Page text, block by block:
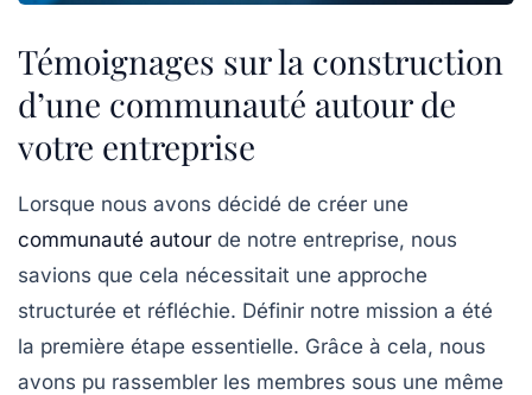
Témoignages sur la construction
d’une communauté autour de
votre entreprise
Lorsque nous avons décidé de créer une
communauté autour de notre entreprise, nous
savions que cela nécessitait une approche
structurée et réfléchie. Définir notre mission a été
la première étape essentielle. Grâce à cela, nous
avons pu rassembler les membres sous une même